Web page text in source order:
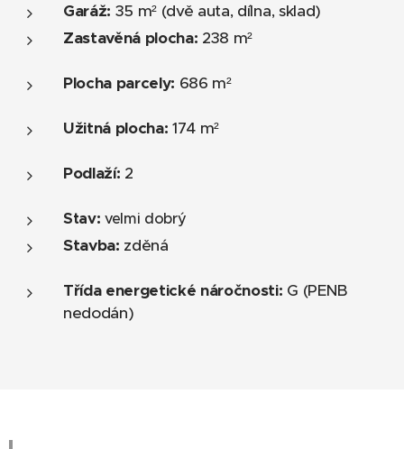
Garáž: 35 m² (dvě auta, dílna, sklad)
Zastavěná plocha: 238 m²
Plocha parcely: 686 m²
Užitná plocha: 174 m²
Podlaží: 2
Stav:velmi dobrý
Stavba: zděná
Třída energetické náročnosti: G (PENB
nedodán)